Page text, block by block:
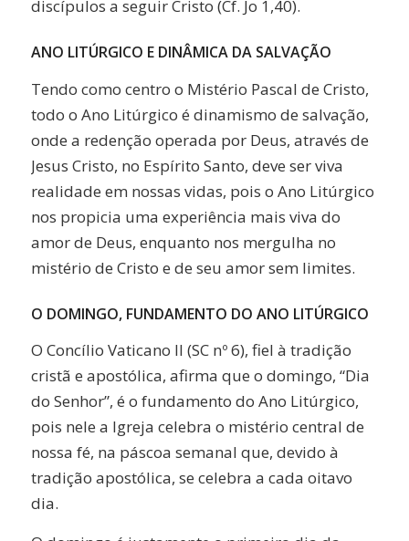
discípulos a seguir Cristo (Cf. Jo 1,40).
ANO LITÚRGICO E DINÂMICA DA SALVAÇÃO
Tendo como centro o Mistério Pascal de Cristo,
todo o Ano Litúrgico é dinamismo de salvação,
onde a redenção operada por Deus, através de
Jesus Cristo, no Espírito Santo, deve ser viva
realidade em nossas vidas, pois o Ano Litúrgico
nos propicia uma experiência mais viva do
amor de Deus, enquanto nos mergulha no
mistério de Cristo e de seu amor sem limites.
O DOMINGO, FUNDAMENTO DO ANO LITÚRGICO
O Concílio Vaticano II (SC nº 6), fiel à tradição
cristã e apostólica, afirma que o domingo, “Dia
do Senhor”, é o fundamento do Ano Litúrgico,
pois nele a Igreja celebra o mistério central de
nossa fé, na páscoa semanal que, devido à
tradição apostólica, se celebra a cada oitavo
dia.